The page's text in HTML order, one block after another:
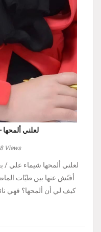
لعلني
Views
لعلني ألمحها شيماء علي /
أفتّش عنها بين طيّات
كيف لي أن ألمحها؟ فهي